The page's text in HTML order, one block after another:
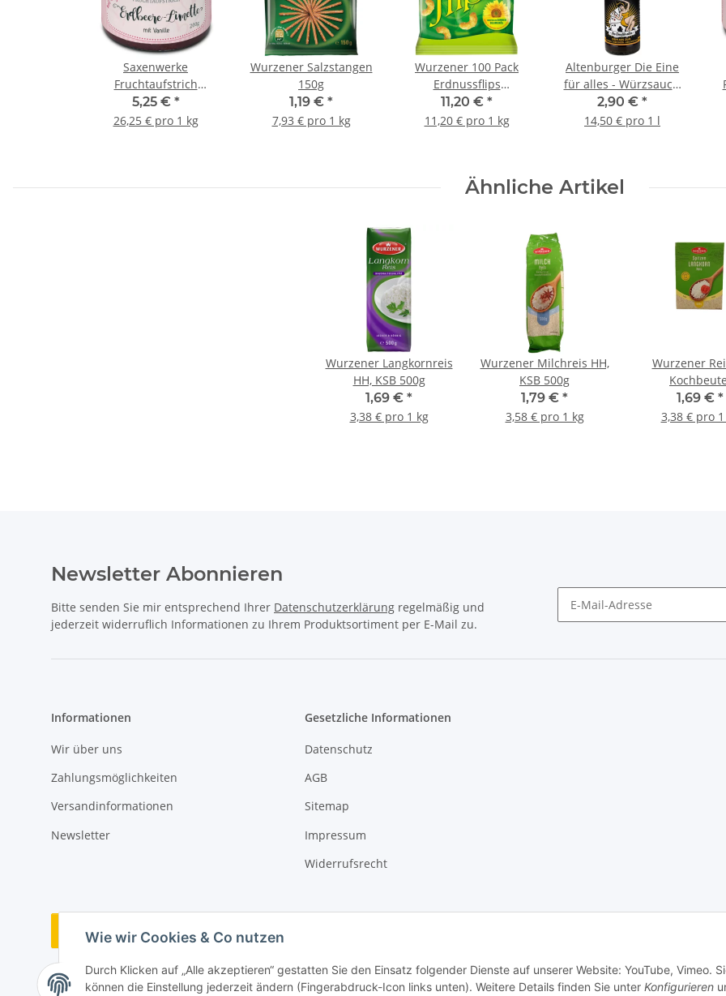
Wie wir Cookies & Co nutzen
Durch Klicken auf „Alle akzeptieren“ gestatten Sie den Einsatz folgender Dienste auf unserer Website: YouTube, Vimeo.
können die Einstellung jederzeit ändern (Fingerabdruck-Icon links unten). Weitere Details finden Sie unter Konfigurieren
Saxenwerke
Fruchtaufstrich
Erdbeere-Limette 200g
5,25 € *
26,25 € pro 1 kg
Wurzener Salzstangen
150g
1,19 € *
7,93 € pro 1 kg
Wurzener 100 Pack
Erdnussflips
Kleinabpackung á 10 g
11,20 € *
11,20 € pro 1 kg
Altenburger Die Eine
für alles - Würzsauce,
200ml Flasche
2,90 € *
14,50 € pro 1 l
Ähnliche Artikel
Wurzener Langkornreis
HH, KSB 500g
1,69 € *
3,38 € pro 1 kg
Wurzener Milchreis HH,
KSB 500g
1,79 € *
3,58 € pro 1 kg
Wurzener
Spitzenqualität
1,69 € *
3,38 € pro
Newsletter Abonnieren
Bitte senden Sie mir entsprechend Ihrer Datenschutzerklärung regelmäßig und
jederzeit widerruflich Informationen zu Ihrem Produktsortiment per E-Mail zu.
Informationen
Wir über uns
Zahlungsmöglichkeiten
Versandinformationen
Newsletter
Gesetzliche Informationen
Datenschutz
AGB
Sitemap
Impressum
Widerrufsrecht
Vertrag widerrufen